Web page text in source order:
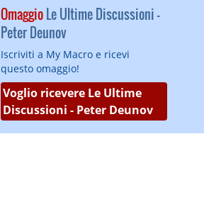
OmaggioLe Ultime Discussioni -
Peter Deunov
Iscriviti a My Macro e ricevi
questo omaggio!
Voglio ricevere Le Ultime
Discussioni - Peter Deunov